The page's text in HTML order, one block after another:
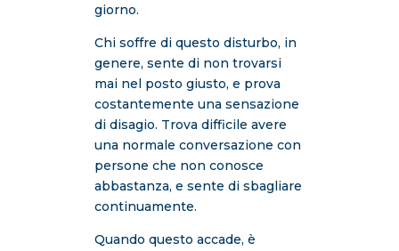
giorno.
Chi soffre di questo disturbo, in
genere, sente di non trovarsi
mai nel posto giusto, e prova
costantemente una sensazione
di disagio. Trova difficile avere
una normale conversazione con
persone che non conosce
abbastanza, e sente di sbagliare
continuamente.
Quando questo accade, è